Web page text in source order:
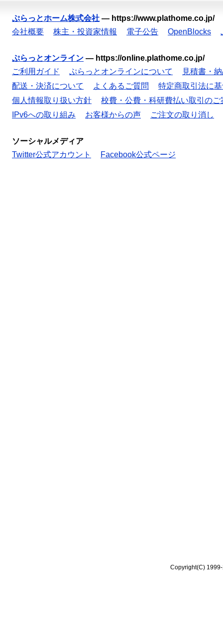
ぷらっとホーム株式会社 — https://www.plathome.co.jp/
会社概要
株主・投資家情報 電子公告 OpenBlocks
ぷらっとオンライン — https://online.plathome.co.jp/
ご利用ガイド
ぷらっとオンラインについて
見積書・
配送・決済について
よくあるご質問
特定商取引法に
個人情報取り扱い方針
校費・公費・科研費払い取引のご
IPv6への取り組み
お客様からの声 ご注文の取り消し
ソーシャルメディア
Twitter公式アカウント
Facebook公式ページ
Copyright(C)